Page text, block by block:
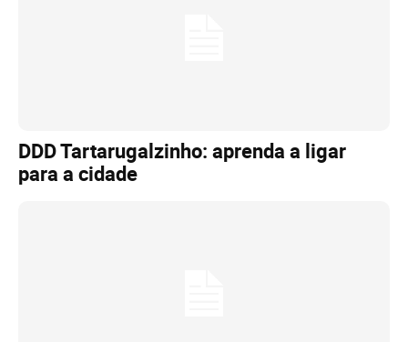
DDD Tartarugalzinho: aprenda a ligar
para a cidade